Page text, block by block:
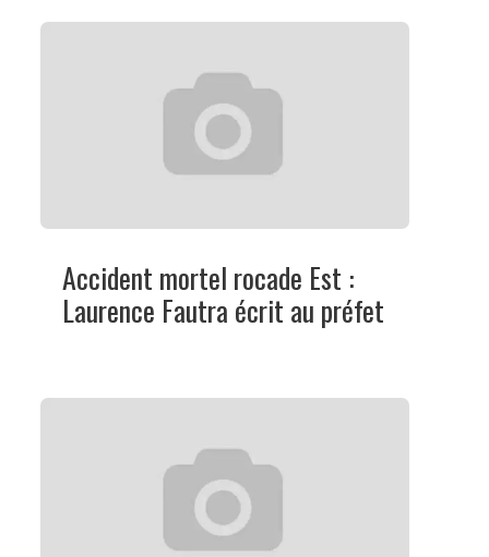
Accident mortel rocade Est :
Laurence Fautra écrit au préfet